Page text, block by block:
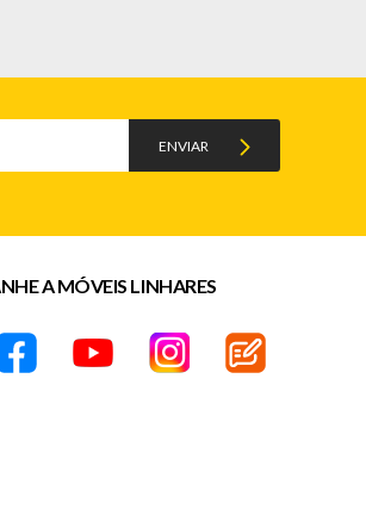
ENVIAR
A MÓVEIS LINHARES